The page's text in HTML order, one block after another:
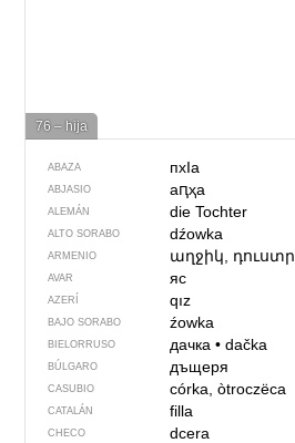
76 – hija
ABAZA пxIa
ABJASIO аԥҳа
ALEMÁN die Tochter
ALTO SORABO dźowka
ARMENIO աղջիկ, դուստր
AVAR яс
AZERÍ qız
BAJO SORABO źowka
BIELORRUSO дачка• dačka
BÚLGARO дъщеря
CASUBIO córka, òtroczëca
CATALÁN filla
CHECO dcera